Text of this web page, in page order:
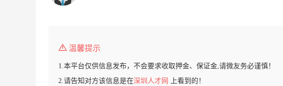
温馨提示
1.本平台仅供信息发布，不会要求收取押金、保证金,请微友务必谨慎！
2.请告知对方该信息是在深圳人才网
上看到的！